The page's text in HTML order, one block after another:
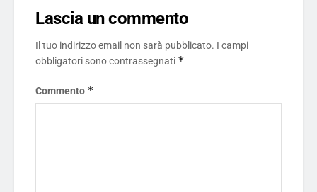
Lascia un commento
Il tuo indirizzo email non sarà pubblicato. I campi
obbligatori sono contrassegnati *
Commento *